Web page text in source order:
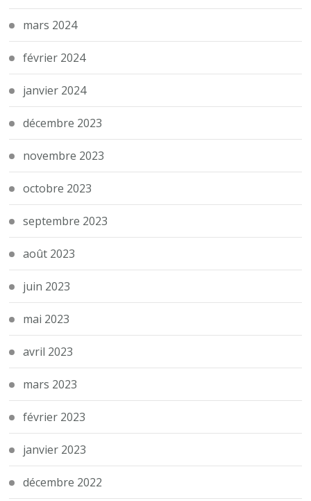
mars 2024
février 2024
janvier 2024
décembre 2023
novembre 2023
octobre 2023
septembre 2023
août 2023
juin 2023
mai 2023
avril 2023
mars 2023
février 2023
janvier 2023
décembre 2022